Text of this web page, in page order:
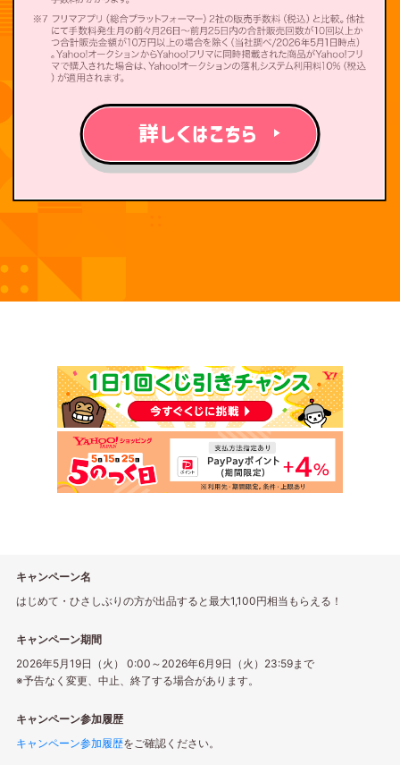
キャンペーン名
はじめて・ひさしぶりの方が出品すると最大1,100円相当もらえる！
キャンペーン期間
2026年5月19日（火） 0:00～2026年6月9日（火）23:59まで
※予告なく変更、中止、終了する場合があります。
キャンペーン参加履歴
キャンペーン参加履歴をご確認ください。